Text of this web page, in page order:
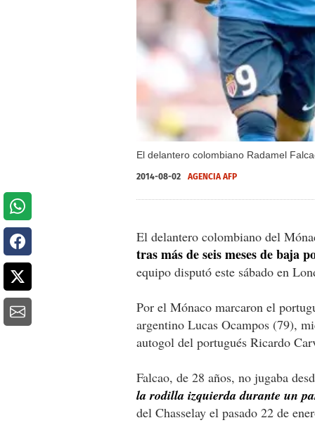
El delantero colombiano Radamel
2014-08-02 AGENCIA AFP
El delantero colombiano del
tras más de seis meses de baja
equipo disputó este sábado en
Por el Mónaco marcaron el
argentino Lucas Ocampos (79),
autogol del portugués Ricardo
Falcao, de 28 años, no jugaba
la rodilla izquierda durante un
del Chasselay el pasado 22 de